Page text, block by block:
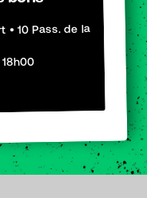
• 10 Pass. de la